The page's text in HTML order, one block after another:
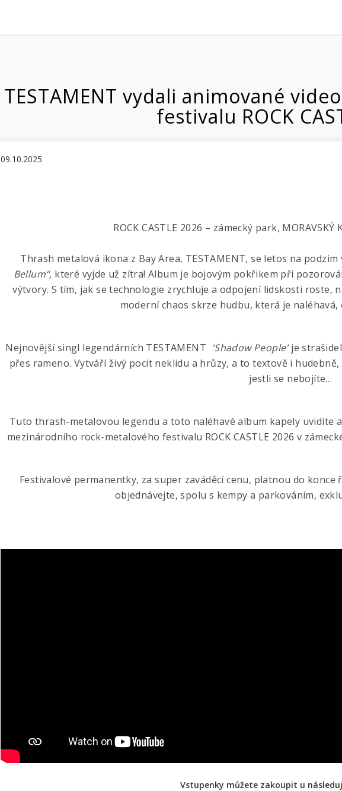
TESTAMENT vydali animované
festivalu ROCK
09.10.2025
ROCK CASTLE 2026 – zámecký park, MORAVSKÝ
Thrash metalová ikona z Bay Area, TESTAMENT, se letos na
Bellum“, které vyjde už zítra! Album je bojovým pokřikem při
výtvory. S tím, jak se technologie zrychluje a odpojení lidskosti roste,
moderní chaos skrze hudbu, která je
Nejnovější singl legendárních TESTAMENT 'Shadow People' je
přes rameno. Vytváří živý pocit neklidu a hrůzy, a to textově i
jestli se nebojíte…
Tuto thrash-metalovou legendu a toto naléhavé album kapely uvidíte
mezinárodního rock-metalového festivalu ROCK CASTLE 2026 v
Festivalové permanentky, za super zaváděcí cenu, platnou do
objednávejte, spolu s kempy a parkováním,
Vstupenky můžete zakoupit u